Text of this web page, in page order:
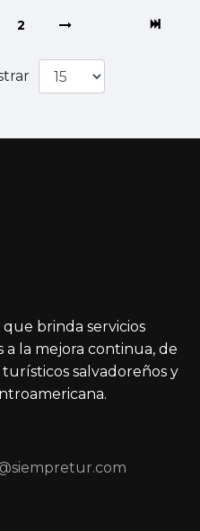
2
brinda servicios
a la mejora continua, de
turísticos salvadoreños y